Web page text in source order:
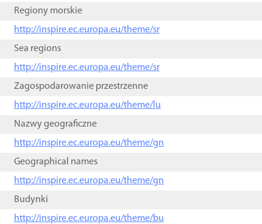
Regiony morskie
http://inspire.ec.europa.eu/theme/sr
Sea regions
http://inspire.ec.europa.eu/theme/sr
Zagospodarowanie przestrzenne
http://inspire.ec.europa.eu/theme/lu
Nazwy geograficzne
http://inspire.ec.europa.eu/theme/gn
Geographical names
http://inspire.ec.europa.eu/theme/gn
Budynki
http://inspire.ec.europa.eu/theme/bu